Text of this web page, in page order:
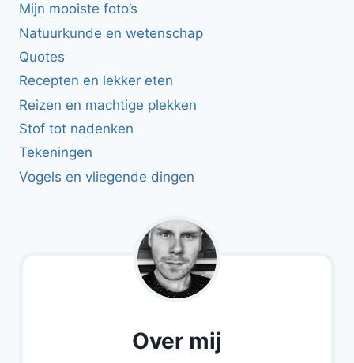
Mijn mooiste foto’s
Natuurkunde en wetenschap
Quotes
Recepten en lekker eten
Reizen en machtige plekken
Stof tot nadenken
Tekeningen
Vogels en vliegende dingen
Over mij